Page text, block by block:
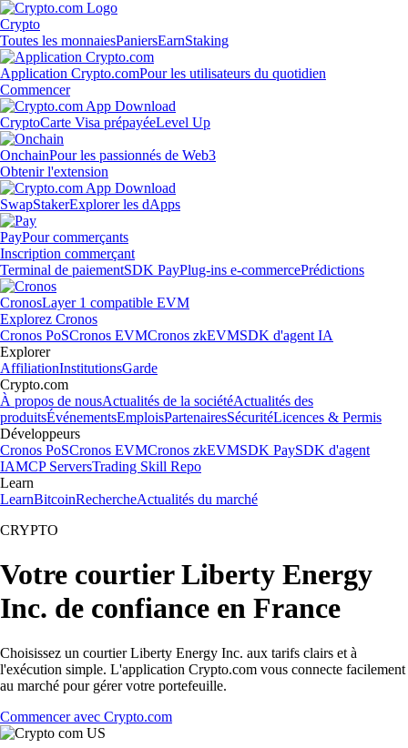
Crypto
Toutes les monnaiesPaniersEarnStaking
Application Crypto.comPour les utilisateurs du quotidien
Commencer
CryptoCarte Visa prépayéeLevel Up
OnchainPour les passionnés de Web3
Obtenir l'extension
SwapStakerExplorer les dApps
PayPour commerçants
Inscription commerçant
Terminal de paiementSDK PayPlug-ins e-commercePrédictions
CronosLayer 1 compatible EVM
Explorez Cronos
Cronos PoSCronos EVMCronos zkEVMSDK d'agent IA
Explorer
AffiliationInstitutionsGarde
Crypto.com
À propos de nousActualités de la sociétéActualités des
produitsÉvénementsEmploisPartenairesSécuritéLicences & Permis
Développeurs
Cronos PoSCronos EVMCronos zkEVMSDK PaySDK d'agent
IAMCP ServersTrading Skill Repo
Learn
LearnBitcoinRechercheActualités du marché
CRYPTO
Votre courtier Liberty Energy
Inc. de confiance en France
Choisissez un courtier Liberty Energy Inc. aux tarifs clairs et à
l'exécution simple. L'application Crypto.com vous connecte facilement
au marché pour gérer votre portefeuille.
Commencer avec Crypto.com